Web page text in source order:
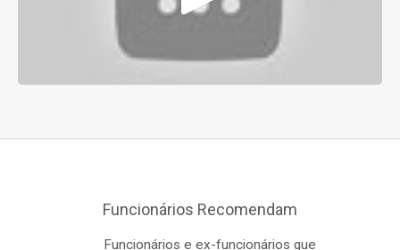
Funcionários Recomendam
Funcionários e ex-funcionários que